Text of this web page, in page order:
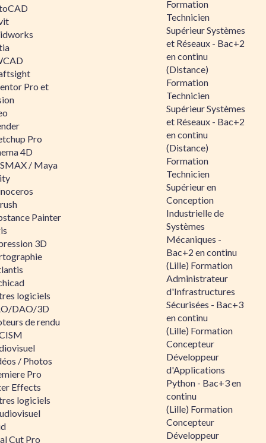
Pro et
Pro
4D
/ Maya
Painter
3D
logiciels
DAO/3D
de rendu
/ Photos
Pro
Effects
logiciels
Cut Pro
Formation
Technicien
Supérieur Systèmes
et Réseaux - Bac+2
en continu
(Distance)
Formation
Technicien
Supérieur Systèmes
et Réseaux - Bac+2
en continu
(Distance)
Formation
Technicien
Supérieur en
Conception
Industrielle de
Systèmes
Mécaniques -
Bac+2 en continu
(Lille) Formation
Administrateur
d'Infrastructures
Sécurisées - Bac+3
en continu
(Lille) Formation
Concepteur
Développeur
d'Applications
Python - Bac+3 en
continu
(Lille) Formation
Concepteur
Développeur